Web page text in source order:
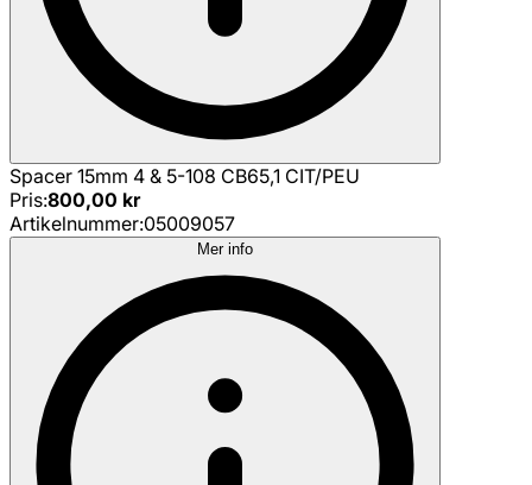
Spacer 15mm 4 & 5-108 CB65,1 CIT/PEU
Pris:800,00 kr
Artikelnummer:05009057
Mer info